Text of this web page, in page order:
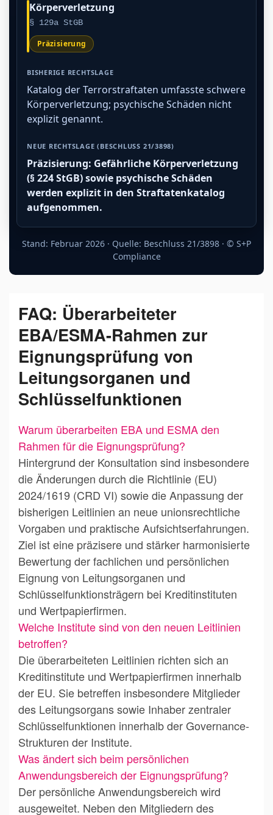
Körperverletzung
§ 129a StGB
Präzisierung
Katalog der Terrorstraftaten umfasste schwere
Körperverletzung; psychische Schäden nicht
explizit genannt.
Präzisierung: Gefährliche Körperverletzung
(§ 224 StGB) sowie psychische Schäden
werden explizit in den Straftatenkatalog
aufgenommen.
Stand: Februar 2026 · Quelle: Beschluss 21/3898 · © S+P
Compliance
FAQ: Überarbeiteter
EBA/ESMA-Rahmen zur
Eignungsprüfung von
Leitungsorganen und
Schlüsselfunktionen
Warum überarbeiten EBA und ESMA den
Rahmen für die Eignungsprüfung?
Hintergrund der Konsultation sind insbesondere
die Änderungen durch die Richtlinie (EU)
2024/1619 (CRD VI) sowie die Anpassung der
bisherigen Leitlinien an neue unionsrechtliche
Vorgaben und praktische Aufsichtserfahrungen.
Ziel ist eine präzisere und stärker harmonisierte
Bewertung der fachlichen und persönlichen
Eignung von Leitungsorganen und
Schlüsselfunktionsträgern bei Kreditinstituten
und Wertpapierfirmen.
Welche Institute sind von den neuen Leitlinien
betroffen?
Die überarbeiteten Leitlinien richten sich an
Kreditinstitute und Wertpapierfirmen innerhalb
der EU. Sie betreffen insbesondere Mitglieder
des Leitungsorgans sowie Inhaber zentraler
Schlüsselfunktionen innerhalb der Governance-
Strukturen der Institute.
Was ändert sich beim persönlichen
Anwendungsbereich der Eignungsprüfung?
Der persönliche Anwendungsbereich wird
ausgeweitet. Neben den Mitgliedern des